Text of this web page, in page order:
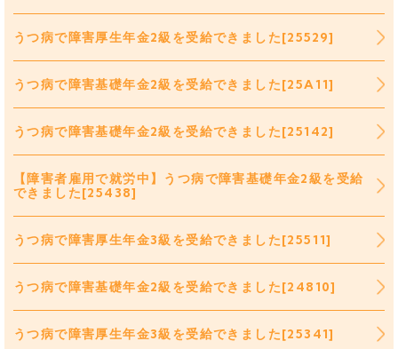
うつ病で障害厚生年金2級を受給できました[25529]
うつ病で障害基礎年金2級を受給できました[25A11]
うつ病で障害基礎年金2級を受給できました[25142]
【障害者雇用で就労中】うつ病で障害基礎年金2級を受給
できました[25438]
うつ病で障害厚生年金3級を受給できました[25511]
うつ病で障害基礎年金2級を受給できました[24810]
うつ病で障害厚生年金3級を受給できました[25341]